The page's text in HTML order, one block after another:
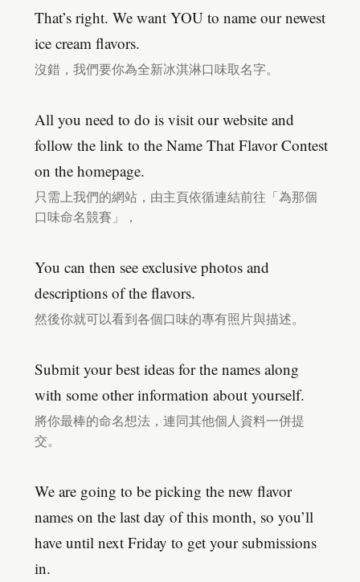
That’s right. We want YOU to name our newest
ice cream flavors.
沒錯，我們要你為全新冰淇淋口味取名字。
All you need to do is visit our website and
follow the link to the Name That Flavor Contest
on the homepage.
只需上我們的網站，由主頁依循連結前往「為那個
口味命名競賽」，
You can then see exclusive photos and
descriptions of the flavors.
然後你就可以看到各個口味的專有照片與描述。
Submit your best ideas for the names along
with some other information about yourself.
將你最棒的命名想法，連同其他個人資料一併提
交。
We are going to be picking the new flavor
names on the last day of this month, so you’ll
have until next Friday to get your submissions
in.